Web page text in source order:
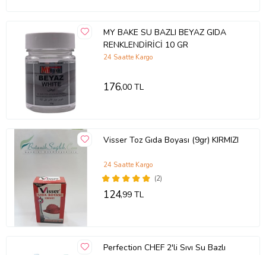
MY BAKE SU BAZLI BEYAZ GIDA
RENKLENDİRİCİ 10 GR
24 Saatte Kargo
176,00 TL
Visser Toz Gıda Boyası (9gr) KIRMIZI
(2)
24 Saatte Kargo
124,99 TL
Perfection CHEF 2'li Sıvı Su Bazlı